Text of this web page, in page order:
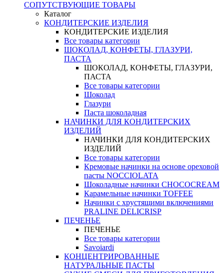
СОПУТСТВУЮЩИЕ ТОВАРЫ
Каталог
КОНДИТЕРСКИЕ ИЗДЕЛИЯ
КОНДИТЕРСКИЕ ИЗДЕЛИЯ
Все товары категории
ШОКОЛАД, КОНФЕТЫ, ГЛАЗУРИ,
ПАСТА
ШОКОЛАД, КОНФЕТЫ, ГЛАЗУРИ,
ПАСТА
Все товары категории
Шоколад
Глазури
Паста шоколадная
НАЧИНКИ ДЛЯ КОНДИТЕРСКИХ
ИЗДЕЛИЙ
НАЧИНКИ ДЛЯ КОНДИТЕРСКИХ
ИЗДЕЛИЙ
Все товары категории
Кремовые начинки на основе ореховой
пасты NOCCIOLATA
Шоколадные начинки CHOCOCREAM
Карамельные начинки TOFFEE
Начинки с хрустящими включениями
PRALINE DELICRISP
ПЕЧЕНЬЕ
ПЕЧЕНЬЕ
Все товары категории
Savoiardi
КОНЦЕНТРИРОВАННЫЕ
НАТУРАЛЬНЫЕ ПАСТЫ